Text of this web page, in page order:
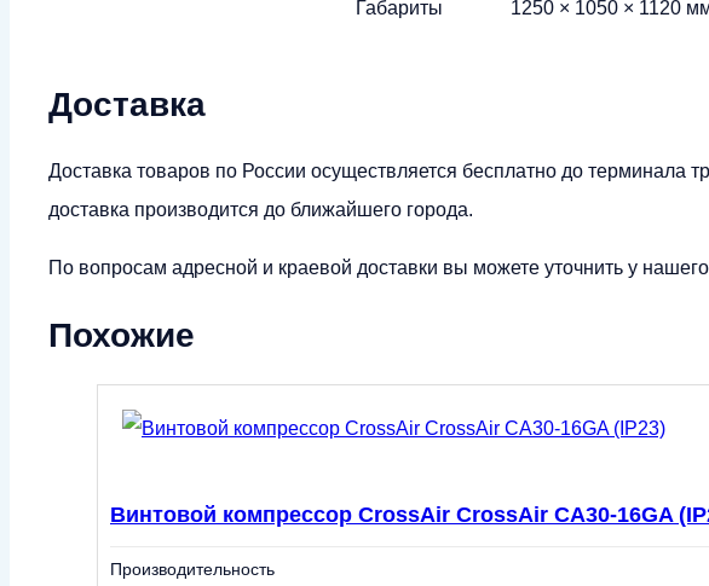
Габариты 1250 × 1050 × 1120
Доставка
Доставка товаров по России осуществляется бесплатно до
доставка производится до ближайшего города.
По вопросам адресной и краевой доставки вы можете уточнить у
Похожие
Винтовой компрессор CrossAir CrossAir CA30-16GA
Производительность